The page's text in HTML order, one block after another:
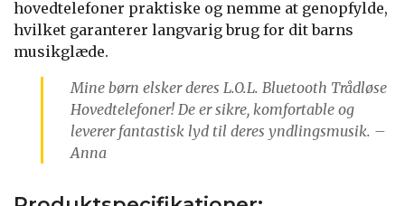
hovedtelefoner praktiske og nemme at genopfylde,
hvilket garanterer langvarig brug for dit barns
musikglæde.
Mine børn elsker deres L.O.L. Bluetooth Trådløse
Hovedtelefoner! De er sikre, komfortable og
leverer fantastisk lyd til deres yndlingsmusik. –
Anna